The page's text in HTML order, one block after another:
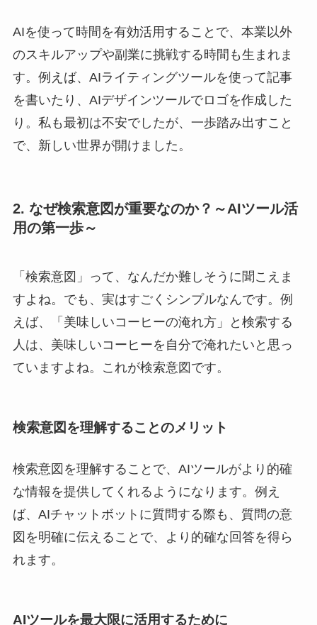
AIを使って時間を有効活用することで、本業以外
のスキルアップや副業に挑戦する時間も生まれま
す。例えば、AIライティングツールを使って記事
を書いたり、AIデザインツールでロゴを作成した
り。私も最初は不安でしたが、一歩踏み出すこと
で、新しい世界が開けました。
2. なぜ検索意図が重要なのか？～AIツール活
用の第一歩～
「検索意図」って、なんだか難しそうに聞こえま
すよね。でも、実はすごくシンプルなんです。例
えば、「美味しいコーヒーの淹れ方」と検索する
人は、美味しいコーヒーを自分で淹れたいと思っ
ていますよね。これが検索意図です。
検索意図を理解することのメリット
検索意図を理解することで、AIツールがより的確
な情報を提供してくれるようになります。例え
ば、AIチャットボットに質問する際も、質問の意
図を明確に伝えることで、より的確な回答を得ら
れます。
AIツールを最大限に活用するために